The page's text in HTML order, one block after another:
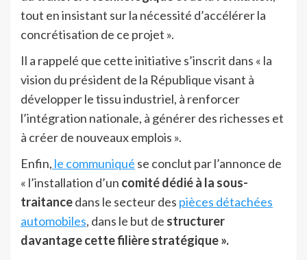
tout en insistant sur la nécessité d’accélérer la
concrétisation de ce projet ».
Il a rappelé que cette initiative s’inscrit dans « la
vision du président de la République visant à
développer le tissu industriel, à renforcer
l’intégration nationale, à générer des richesses et
à créer de nouveaux emplois ».
Enfin, le communiqué se conclut par l’annonce de
« l’installation d’un comité dédié à la sous-
traitancedans le secteur des pièces détachées
automobiles, dans le but de structurer
davantage cette filière stratégique ».